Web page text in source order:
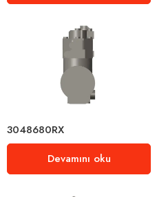
3048680RX
Devamını oku